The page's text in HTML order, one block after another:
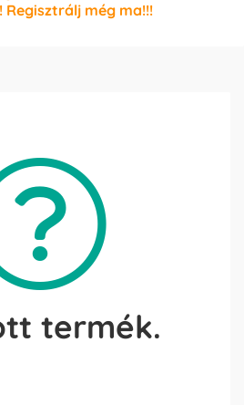
Regisztrálj még ma!!!
termék.